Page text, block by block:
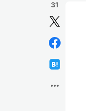
31
more_horiz